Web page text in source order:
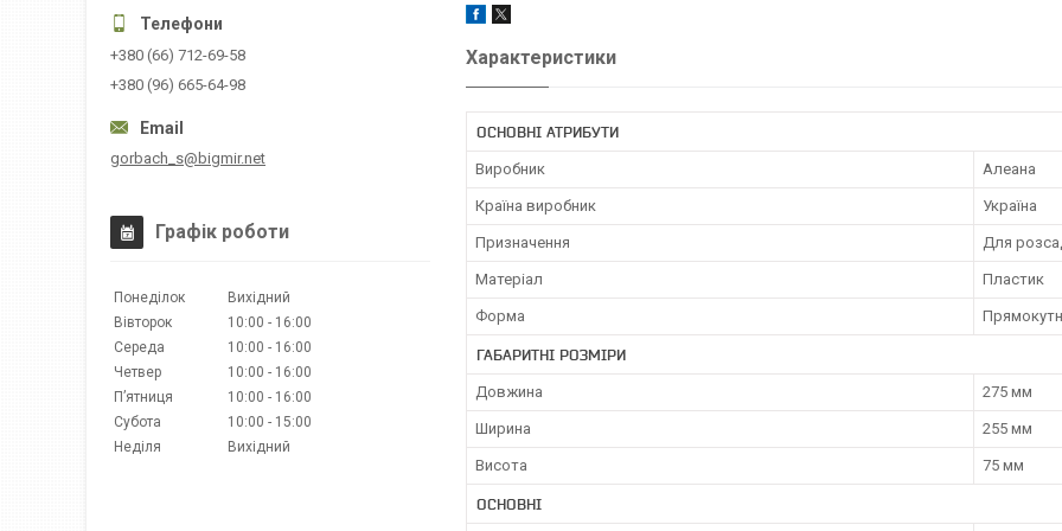
Характеристики
ОСНОВНІ АТРИБУТИ
Виробник Алеана
Країна виробник Україна
Призначення Для
Матеріал Пластик
Форма
ГАБАРИТНІ РОЗМІРИ
Довжина 275 мм
Ширина 255 мм
Висота 75 мм
ОСНОВНІ
+380 (66) 712-69-58
+380 (96) 665-64-98
gorbach_s@bigmir.net
Графік роботи
Понеділок
Вихідний
Вівторок
10:00
16:00
Середа
10:00
16:00
Четвер
10:00
16:00
Пʼятниця
10:00
16:00
Субота
10:00
15:00
Неділя
Вихідний